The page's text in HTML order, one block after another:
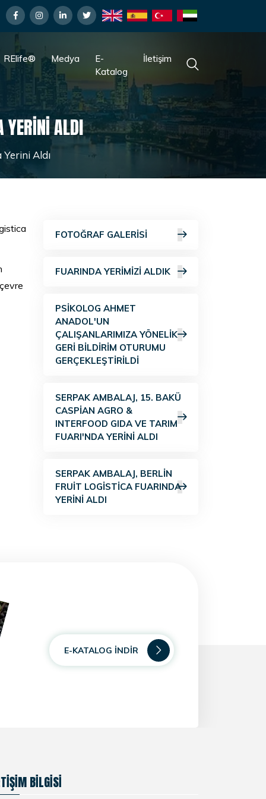
RElife® Medya
E-
Katalog
İletişim
YERINI ALDI
Aldı
FOTOĞRAF GALERISI
FUARINDA YERIMIZI ALDIK
PSIKOLOG AHMET
ANADOL'UN
ÇALIŞANLARIMIZA YÖNELIK
GERI BILDIRIM OTURUMU
GERÇEKLEŞTIRILDI
SERPAK AMBALAJ, 15. BAKÜ
CASPIAN AGRO &
INTERFOOD GIDA VE TARIM
FUARI'NDA YERINI ALDI
SERPAK AMBALAJ, BERLIN
FRUIT LOGISTICA FUARINDA
YERINI ALDI
E-KATALOG İNDIR
BILGISI